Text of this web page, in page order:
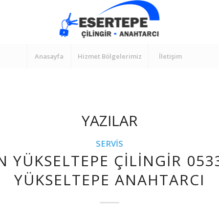
Anasayfa Hizmet Bölgelerimiz İletişim
YAZILAR
SERVIS
YÜKSELTEPE ÇILINGIR
YÜKSELTEPE ANAHTARCI